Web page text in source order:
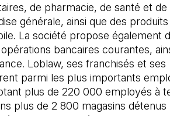
de pharmacie, de santé et de
générale, ainsi que des
La société propose également
bancaires courantes,
Loblaw, ses franchisés et ses
parmi les plus importants
plus de 220 000 employés à
plus de 2 800 magasins détenus